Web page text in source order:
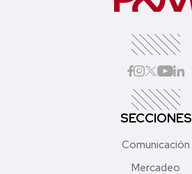
SECCIONES
Comunicación
Mercadeo